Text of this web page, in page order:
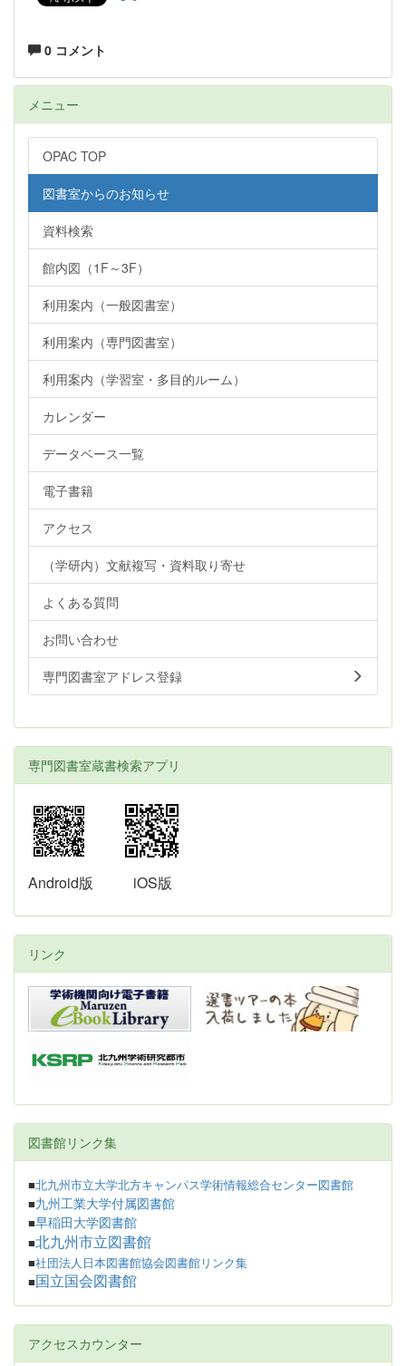
0 コメント
メニュー
OPAC TOP
図書室からのお知らせ
資料検索
館内図（1F～3F）
利用案内（一般図書室）
利用案内（専門図書室）
利用案内（学習室・多目的ルーム）
カレンダー
データベース一覧
電子書籍
アクセス
（学研内）文献複写・資料取り寄せ
よくある質問
お問い合わせ
専門図書室アドレス登録
専門図書室蔵書検索アプリ
Android版 iOS版
リンク
図書館リンク集
■北九州市立大学北方キャンパス学術情報総合センター図書館
■九州工業大学付属図書館
■早稲田大学図書館
■北九州市立図書館
■社団法人日本図書館協会図書館リンク集
■ 国立国会図書館
アクセスカウンター